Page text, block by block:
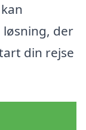
der
din rejse